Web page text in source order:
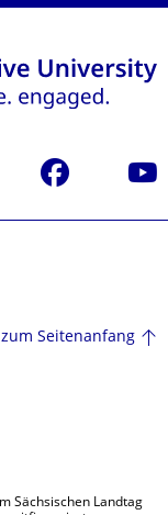
Facebook
Seitenanfang
Sächsischen Landtag